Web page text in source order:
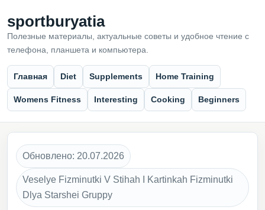
sportburyatia
Полезные материалы, актуальные советы и удобное чтение с
телефона, планшета и компьютера.
Главная Diet Supplements Home Training
Womens Fitness Interesting Cooking Beginners
Обновлено: 20.07.2026
Veselye Fizminutki V Stihah I Kartinkah Fizminutki
Dlya Starshei Gruppy